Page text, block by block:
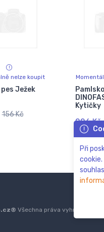
nelze koupit
Ježek
156 Kč
Kytičky
226 Kč
Při
Všechna práva vyhrazena.